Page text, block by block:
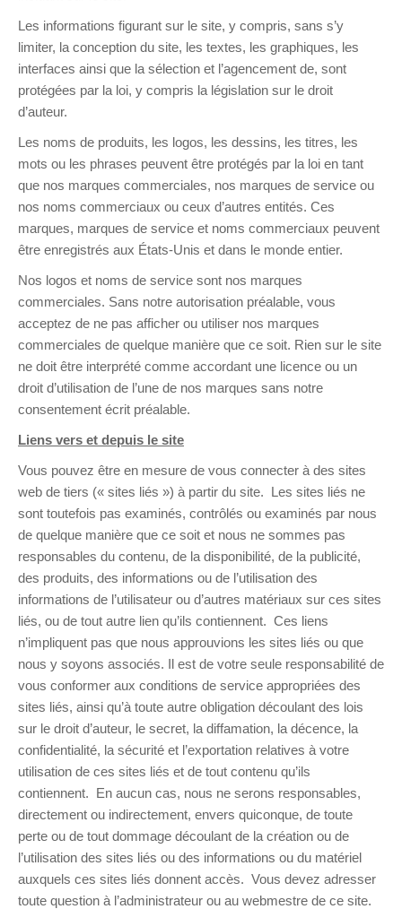
Les informations figurant sur le site, y compris, sans s’y
limiter, la conception du site, les textes, les graphiques, les
interfaces ainsi que la sélection et l’agencement de, sont
protégées par la loi, y compris la législation sur le droit
d’auteur.
Les noms de produits, les logos, les dessins, les titres, les
mots ou les phrases peuvent être protégés par la loi en tant
que nos marques commerciales, nos marques de service ou
nos noms commerciaux ou ceux d’autres entités. Ces
marques, marques de service et noms commerciaux peuvent
être enregistrés aux États-Unis et dans le monde entier.
Nos logos et noms de service sont nos marques
commerciales. Sans notre autorisation préalable, vous
acceptez de ne pas afficher ou utiliser nos marques
commerciales de quelque manière que ce soit. Rien sur le site
ne doit être interprété comme accordant une licence ou un
droit d’utilisation de l’une de nos marques sans notre
consentement écrit préalable.
Liens vers et depuis le site
Vous pouvez être en mesure de vous connecter à des sites
web de tiers (« sites liés ») à partir du site. Les sites liés ne
sont toutefois pas examinés, contrôlés ou examinés par nous
de quelque manière que ce soit et nous ne sommes pas
responsables du contenu, de la disponibilité, de la publicité,
des produits, des informations ou de l’utilisation des
informations de l’utilisateur ou d’autres matériaux sur ces sites
liés, ou de tout autre lien qu’ils contiennent. Ces liens
n’impliquent pas que nous approuvions les sites liés ou que
nous y soyons associés. Il est de votre seule responsabilité de
vous conformer aux conditions de service appropriées des
sites liés, ainsi qu’à toute autre obligation découlant des lois
sur le droit d’auteur, le secret, la diffamation, la décence, la
confidentialité, la sécurité et l’exportation relatives à votre
utilisation de ces sites liés et de tout contenu qu’ils
contiennent. En aucun cas, nous ne serons responsables,
directement ou indirectement, envers quiconque, de toute
perte ou de tout dommage découlant de la création ou de
l’utilisation des sites liés ou des informations ou du matériel
auxquels ces sites liés donnent accès. Vous devez adresser
toute question à l’administrateur ou au webmestre de ce site.